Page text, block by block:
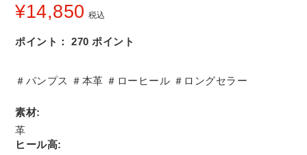
¥14,850 税込
ポイント： 270 ポイント
＃パンプス ＃本革 ＃ローヒール ＃ロングセラー
素材:
革
ヒール高: